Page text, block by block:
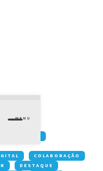
MENU
COLABORAÇÃO
DESTAQUE